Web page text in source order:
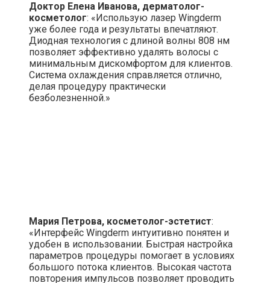
Доктор Елена Иванова, дерматолог-
косметолог: «Использую лазер Wingderm
уже более года и результаты впечатляют.
Диодная технология с длиной волны 808 нм
позволяет эффективно удалять волосы с
минимальным дискомфортом для клиентов.
Система охлаждения справляется отлично,
делая процедуру практически
безболезненной.»
Мария Петрова, косметолог-эстетист:
«Интерфейс Wingderm интуитивно понятен и
удобен в использовании. Быстрая настройка
параметров процедуры помогает в условиях
большого потока клиентов. Высокая частота
повторения импульсов позволяет проводить